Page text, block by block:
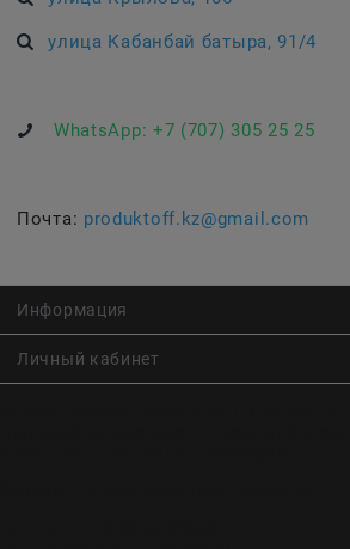
улица Кабанбай батыра, 91/4
WhatsApp: +7 (707) 305 25 25
Почта: produktoff.kz@gmail.com
Информация
Личный кабинет